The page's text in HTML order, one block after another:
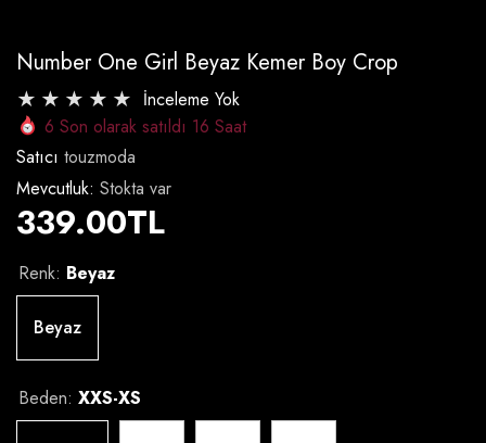
Number One Girl Beyaz Kemer Boy Crop
İnceleme Yok
6 Son olarak satıldı 16 Saat
Satıcı touzmoda
Mevcutluk: Stokta var
339.00TL
Renk: Beyaz
Beyaz
Beden: XXS-XS